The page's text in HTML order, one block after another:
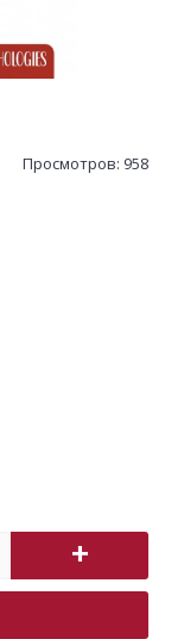
Просмотров: 958
+